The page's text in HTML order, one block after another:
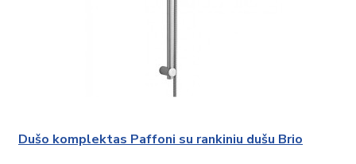
Dušo komplektas Paffoni su rankiniu dušu Brio